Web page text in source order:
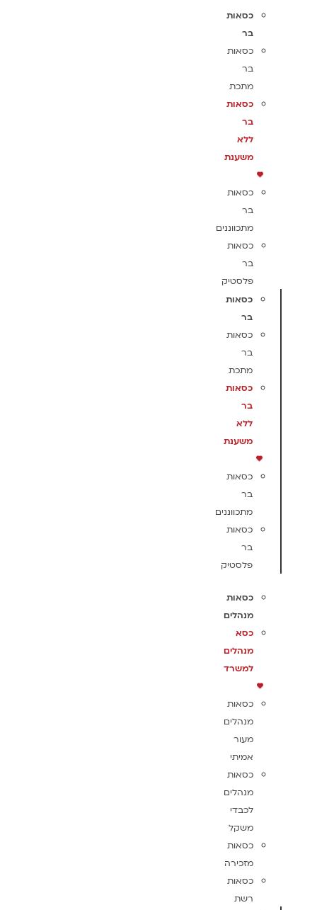
כסאות
בר
כסאות
בר
מתכת
כסאות
בר
ללא
משענת
כסאות
בר
מתכווננים
כסאות
בר
פלסטיק
כסאות
בר
כסאות
בר
מתכת
כסאות
בר
ללא
משענת
כסאות
בר
מתכווננים
כסאות
בר
פלסטיק
כסאות
מנהלים
כסא
מנהלים
למשרד
כסאות
מנהלים
מעור
אמיתי
כסאות
מנהלים
לכבדי
משקל
כסאות
מזכירה
כסאות
רשת